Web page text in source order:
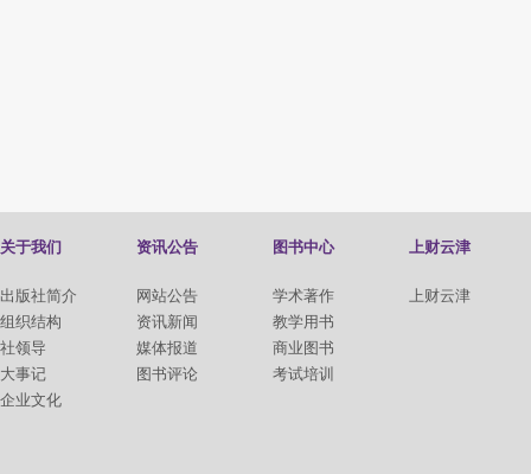
关于我们
出版社简介
组织结构
社领导
大事记
企业文化
资讯公告
网站公告
资讯新闻
媒体报道
图书评论
图书中心
学术著作
教学用书
商业图书
考试培训
上财云津
上财云津